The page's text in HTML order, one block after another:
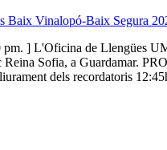
Baix Vinalopó-Baix Segura
] L'Oficina de Llengües
Sofia, a Guardamar.
dels recordatoris